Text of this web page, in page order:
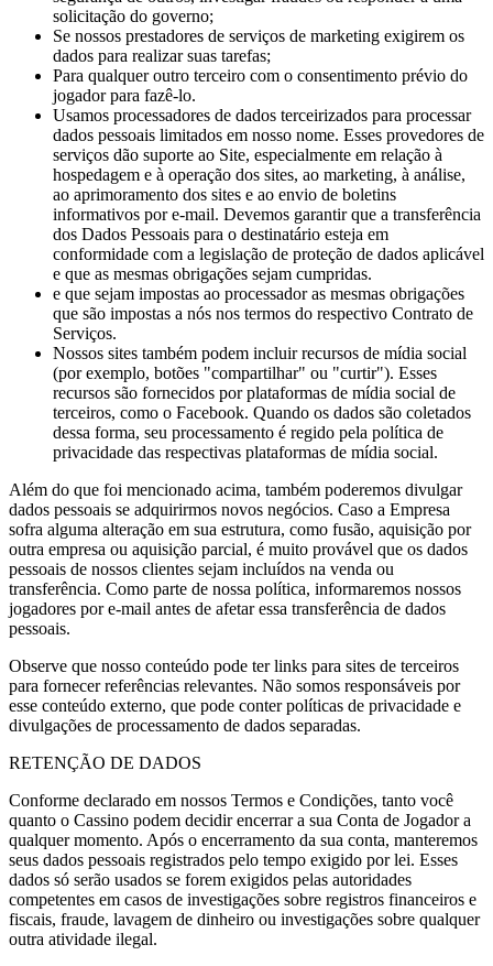
solicitação do governo;
Se nossos prestadores de serviços de marketing exigirem os
dados para realizar suas tarefas;
Para qualquer outro terceiro com o consentimento prévio do
jogador para fazê-lo.
Usamos processadores de dados terceirizados para processar
dados pessoais limitados em nosso nome. Esses provedores de
serviços dão suporte ao Site, especialmente em relação à
hospedagem e à operação dos sites, ao marketing, à análise,
ao aprimoramento dos sites e ao envio de boletins
informativos por e-mail. Devemos garantir que a transferência
dos Dados Pessoais para o destinatário esteja em
conformidade com a legislação de proteção de dados aplicável
e que as mesmas obrigações sejam cumpridas.
e que sejam impostas ao processador as mesmas obrigações
que são impostas a nós nos termos do respectivo Contrato de
Serviços.
Nossos sites também podem incluir recursos de mídia social
(por exemplo, botões "compartilhar" ou "curtir"). Esses
recursos são fornecidos por plataformas de mídia social de
terceiros, como o Facebook. Quando os dados são coletados
dessa forma, seu processamento é regido pela política de
privacidade das respectivas plataformas de mídia social.
Além do que foi mencionado acima, também poderemos divulgar
dados pessoais se adquirirmos novos negócios. Caso a Empresa
sofra alguma alteração em sua estrutura, como fusão, aquisição por
outra empresa ou aquisição parcial, é muito provável que os dados
pessoais de nossos clientes sejam incluídos na venda ou
transferência. Como parte de nossa política, informaremos nossos
jogadores por e-mail antes de afetar essa transferência de dados
pessoais.
Observe que nosso conteúdo pode ter links para sites de terceiros
para fornecer referências relevantes. Não somos responsáveis por
esse conteúdo externo, que pode conter políticas de privacidade e
divulgações de processamento de dados separadas.
RETENÇÃO DE DADOS
Conforme declarado em nossos Termos e Condições, tanto você
quanto o Cassino podem decidir encerrar a sua Conta de Jogador a
qualquer momento. Após o encerramento da sua conta, manteremos
seus dados pessoais registrados pelo tempo exigido por lei. Esses
dados só serão usados se forem exigidos pelas autoridades
competentes em casos de investigações sobre registros financeiros e
fiscais, fraude, lavagem de dinheiro ou investigações sobre qualquer
outra atividade ilegal.